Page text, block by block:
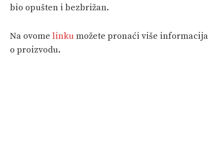
bio opušten i bezbrižan.
Na ovome linku možete pronaći više informacija
o proizvodu.